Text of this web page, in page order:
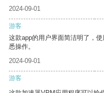
2024-09-01
游客
这款app的用户界面简洁明了，
悉操作。
2024-09-01
游客